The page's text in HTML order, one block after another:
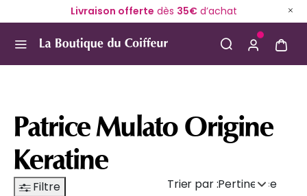
Livraison offerte dès 35€d’achat
Patrice Mulato Origine
Keratine
Trier par :Pertinence
Filtre